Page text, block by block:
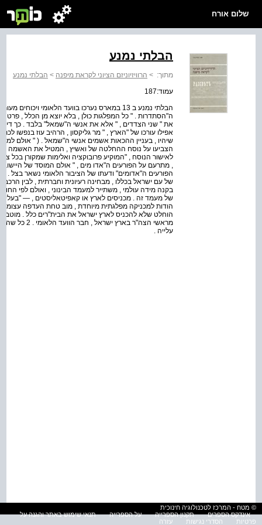
שלום אורח
הבלתי נמנע
מתוך: > הרוויזיוניזם הציוני לקראת מיפנה > הבלתי נמנע
עמוד:187
הבלתי נמנע ב 13 במארס נערכו בוועד הלאומי
ה"הסתדרות . " כל המפלגות כולן , בלא יוצא מן הכלל ,
את " שני הצדדים , " אלא את אנשי ה"שמאל" בלבד . כך דיבר
אפילו עורכו של "הארץ , " מר גליקסון , הרהיב עוז בנפשו לכתוב
שיהיו , בעניין ההכאות אשמים אנשי ה"שמאל . ( " אולם
לאישור הנוסח , "המוקיע פרובוקציה ואלימות שמקורן
, מתרעם על הפורעים ה"אדו מים , " אולם המוסד של היישוב
הפורעים ה"אדומים" ודעתו של הציבור הלאומי נשאר בצל .
של עם ישראל בכללו , מבחינה רעיונית וחברתית , לבין
בקנה מידה עולמי , משתייר למעמד הבינוני , ואולם לפי
של מעמד זה . מכניסים לארץ או קאפיטאליסטים , — "בעלי
הודות למכניקה מפלגתית מיוחדת , מוב טחת העדפה עצומה
מראשי הצה"ר
עלייה .
© מטח - המרכז לטכנולוגיה חינוכית
אינדקס הספרים
תקנון הספרייה על הספרייה
תנאי שימוש באתר והגנה על
פרטיות
הסדרי נגישות עזרה